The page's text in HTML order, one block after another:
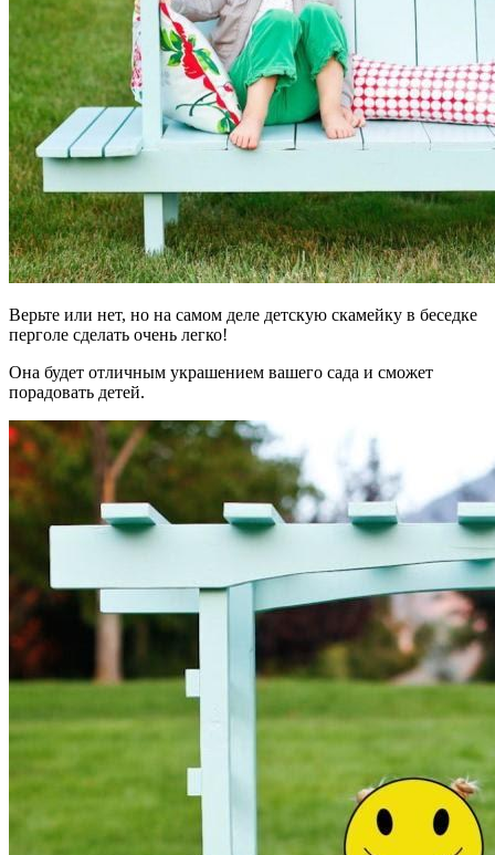
Верьте или нет, но на самом деле детскую скамейку в беседке
перголе сделать очень легко!
Она будет отличным украшением вашего сада и сможет
порадовать детей.